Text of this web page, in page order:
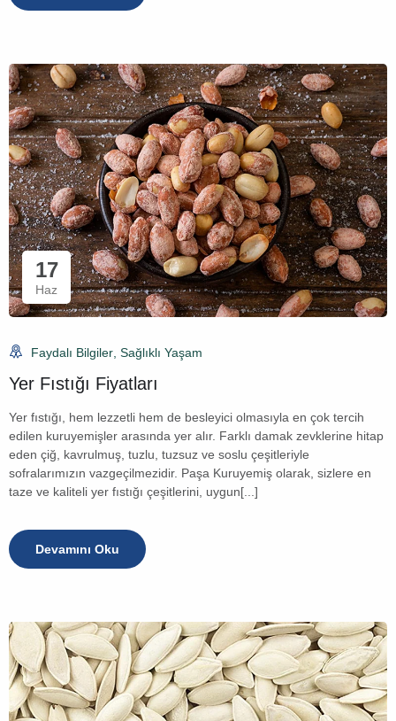
17
Haz
Faydalı Bilgiler Sağlıklı Yaşam
Yer Fıstığı Fiyatları
Yer fıstığı, hem lezzetli hem de besleyici olmasıyla en çok tercih
edilen kuruyemişler arasında yer alır. Farklı damak zevklerine hitap
eden çiğ, kavrulmuş, tuzlu, tuzsuz ve soslu çeşitleriyle
sofralarımızın vazgeçilmezidir. Paşa Kuruyemiş olarak, sizlere en
taze ve kaliteli yer fıstığı çeşitlerini, uygun[...]
Devamını Oku